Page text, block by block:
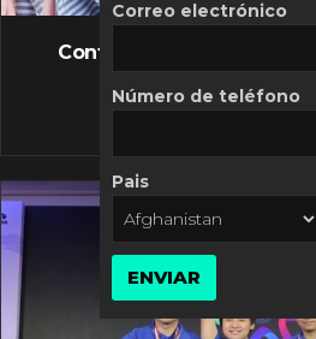
FLASH NEWS
Controversia de Mercado
10 MARZO,
Correo electrónico
Número de teléfono
Pais
ENVIAR